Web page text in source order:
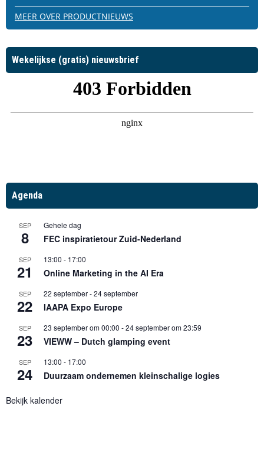
MEER OVER PRODUCTNIEUWS
Wekelijkse (gratis) nieuwsbrief
Agenda
SEP
8
Gehele dag
FEC inspiratietour Zuid-Nederland
SEP
21
13:00 - 17:00
Online Marketing in the AI Era
SEP
22
22 september-24 september
IAAPA Expo Europe
SEP
23
23 september om 00:00 -24 september om 23:59
VIEWW – Dutch glamping event
SEP
24
13:00 - 17:00
Duurzaam ondernemen kleinschalige logies
Bekijk kalender